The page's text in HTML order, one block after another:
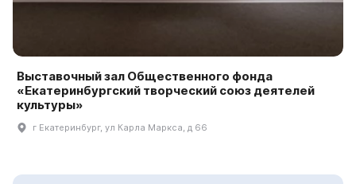
Выставочный зал Общественного фонда
«Екатеринбургский творческий союз деятелей
культуры»
г Екатеринбург, ул Карла Маркса, д 66